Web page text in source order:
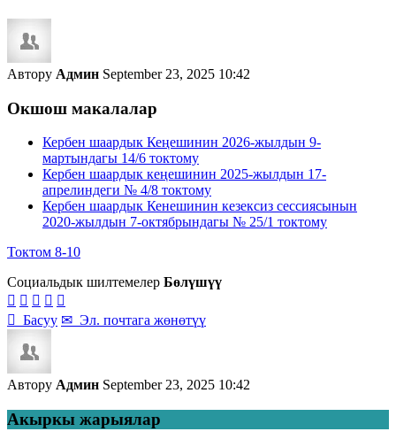
Автору Админ September 23, 2025 10:42
Окшош макалалар
Кербен шаардык Кеңешинин 2026-жылдын 9-
мартындагы 14/6 токтому
Кербен шаардык кеңешинин 2025-жылдын 17-
апрелиндеги № 4/8 токтому
Кербен шаардык Кенешинин кезексиз сессиясынын
2020-жылдын 7-октябрындагы № 25/1 токтому
Токтом 8-10
Социальдык шилтемелер Бөлүшүү
    
 Басуу ✉ Эл. почтага жөнөтүү
Автору Админ September 23, 2025 10:42
Акыркы жарыялар